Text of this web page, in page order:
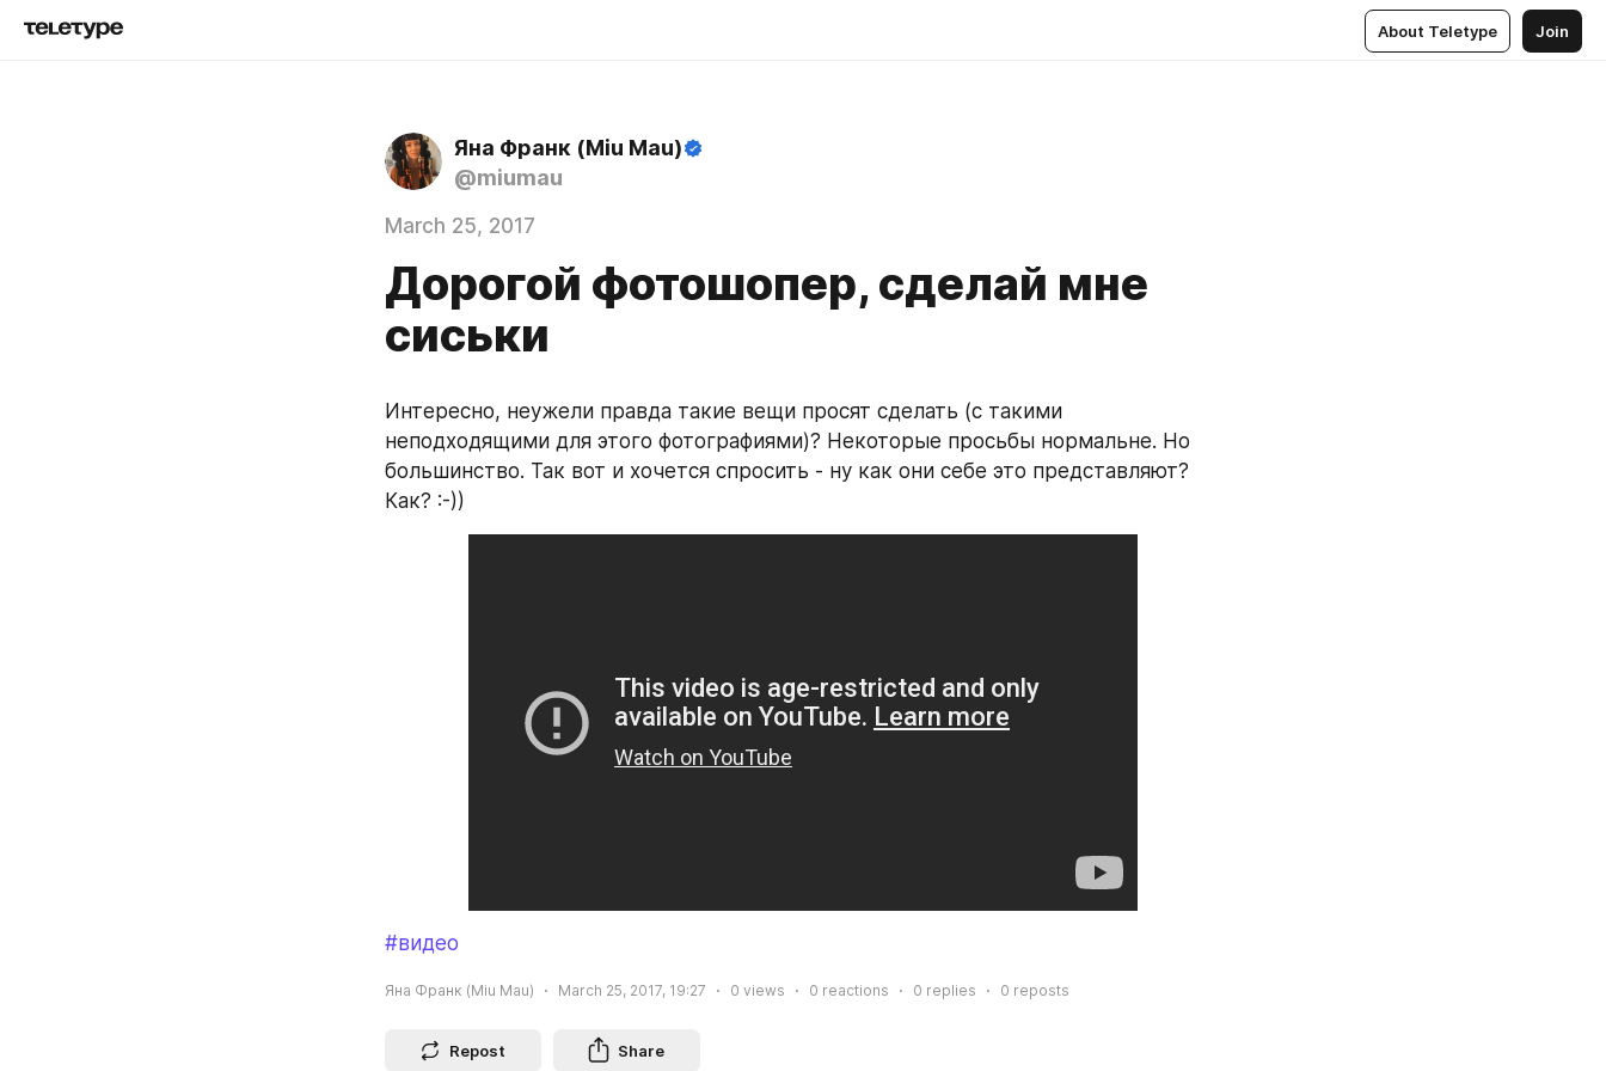
About Teletype Join
Яна Франк (Miu Mau)
@miumau
March 25, 2017
Дорогой фотошопер, сделай мне
сиськи
Интересно, неужели правда такие вещи просят сделать (с такими
неподходящими для этого фотографиями)? Некоторые просьбы нормальне. Но
большинство. Так вот и хочется спросить - ну как они себе это представляют?
Как? :-))
#видео
Яна Франк (Miu Mau) March 25, 2017, 19:27 0 views 0 reactions 0 replies 0 reposts
Repost Share